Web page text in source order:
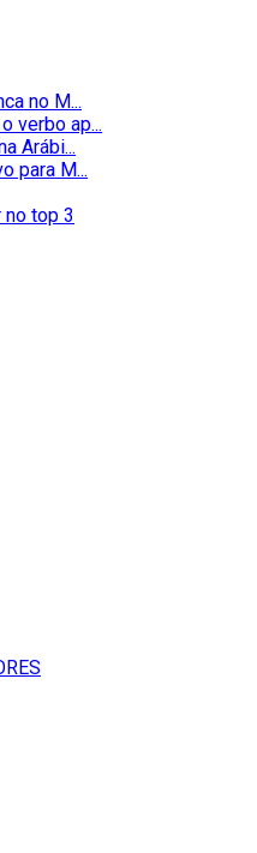
no M...
verbo ap...
Arábi...
para M...
no top 3